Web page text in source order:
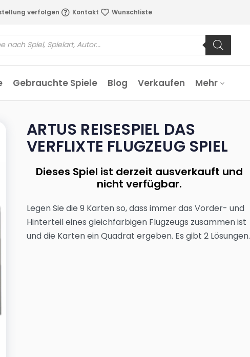
verfolgen Kontakt Wunschliste
Gebrauchte Spiele Blog Verkaufen Mehr
ARTUS REISESPIEL DAS
VERFLIXTE FLUGZEUG SPIEL
Dieses Spiel ist derzeit ausverkauft und
nicht verfügbar.
Legen Sie die 9 Karten so, dass immer das Vorder- und
Hinterteil eines gleichfarbigen Flugzeugs zusammen ist
und die Karten ein Quadrat ergeben. Es gibt 2 Lösungen.